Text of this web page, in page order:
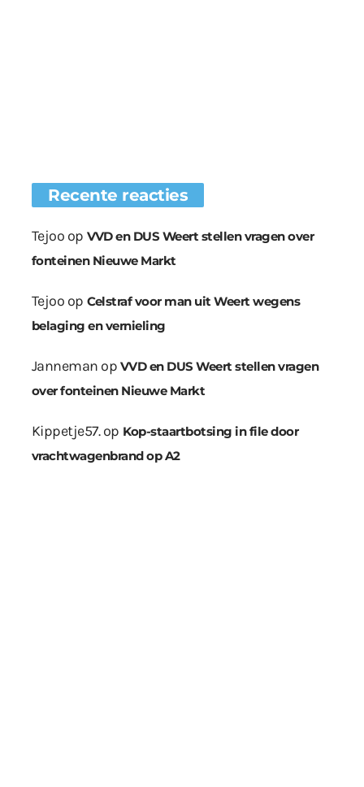
Recente reacties
Tejoo op VVD en DUS Weert stellen vragen over
fonteinen Nieuwe Markt
Tejoo op Celstraf voor man uit Weert wegens
belaging en vernieling
Janneman op VVD en DUS Weert stellen vragen
over fonteinen Nieuwe Markt
Kippetje57.op Kop-staartbotsing in file door
vrachtwagenbrand op A2